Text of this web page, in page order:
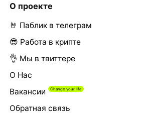
О проекте
🤘 Паблик в телеграм
😎 Работа в крипте
👌 Мы в твиттере
О Нас
Вакансии
Обратная связь